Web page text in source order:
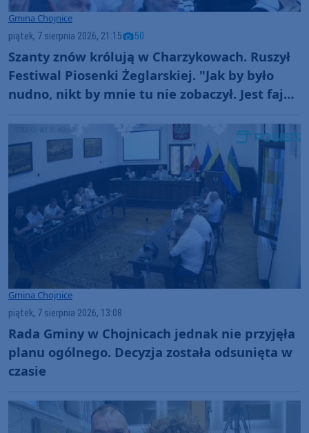
Gmina Chojnice
piątek, 7 sierpnia 2026, 21:15 50
Szanty znów królują w Charzykowach. Ruszył
Festiwal Piosenki Żeglarskiej. "Jak by było
nudno, nikt by mnie tu nie zobaczył. Jest fajna
Gmina Chojnice
piątek, 7 sierpnia 2026, 13:08
Rada Gminy w Chojnicach jednak nie przyjęła
planu ogólnego. Decyzja została odsunięta w
czasie